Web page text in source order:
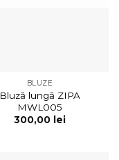
BLUZE
Bluză lungă ZIPA
MWL005
300,00
lei